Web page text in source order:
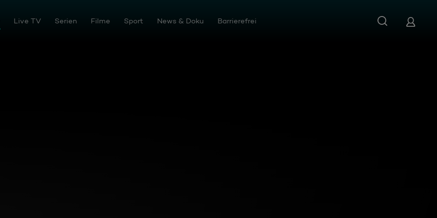
Live TV Serien Filme Sport News & Doku Barrierefrei